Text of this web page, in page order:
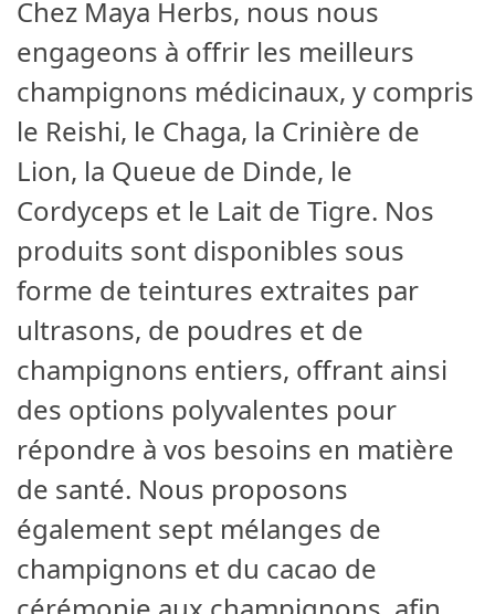
Chez Maya Herbs, nous nous
engageons à offrir les meilleurs
champignons médicinaux, y compris
le Reishi, le Chaga, la Crinière de
Lion, la Queue de Dinde, le
Cordyceps et le Lait de Tigre. Nos
produits sont disponibles sous
forme de teintures extraites par
ultrasons, de poudres et de
champignons entiers, offrant ainsi
des options polyvalentes pour
répondre à vos besoins en matière
de santé. Nous proposons
également sept mélanges de
champignons et du cacao de